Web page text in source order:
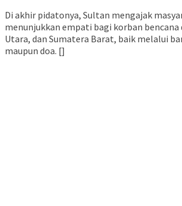
Di akhir pidatonya, Sultan mengajak
menunjukkan empati bagi korban bencana
Utara, dan Sumatera Barat, baik melalui
maupun doa. []